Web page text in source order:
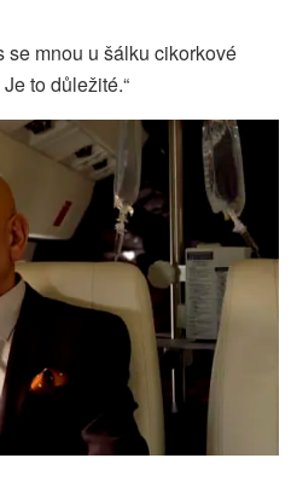
se mnou u šálku cikorkové
to důležité.“